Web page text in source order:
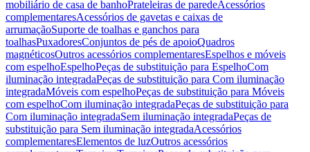
mobiliário de casa de banhoPrateleiras de paredeAcessórios
complementaresAcessórios de gavetas e caixas de
arrumaçãoSuporte de toalhas e ganchos para
toalhasPuxadoresConjuntos de pés de apoioQuadros
magnéticosOutros acessórios complementaresEspelhos e móveis
com espelhoEspelhoPeças de substituição para EspelhoCom
iluminação integradaPeças de substituição para Com iluminação
integradaMóveis com espelhoPeças de substituição para Móveis
com espelhoCom iluminação integradaPeças de substituição para
Com iluminação integradaSem iluminação integradaPeças de
substituição para Sem iluminação integradaAcessórios
complementaresElementos de luzOutros acessórios